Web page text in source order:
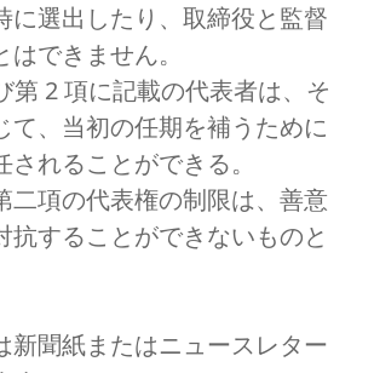
に選出したり、取締役と監督
できません。
第 2 項に記載の代表者は、そ
て、当初の任期を補うために
れることができる。
二項の代表権の制限は、善意
抗することができないものと
新聞紙またはニュースレター